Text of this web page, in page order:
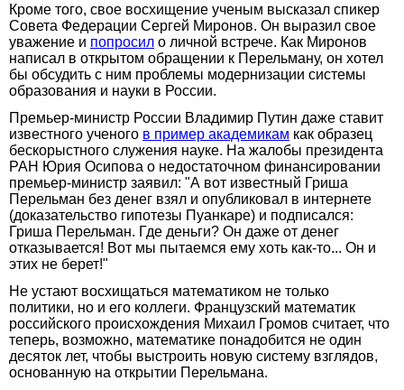
Кроме того, свое восхищение ученым высказал спикер
Совета Федерации Сергей Миронов. Он выразил свое
уважение и попросил о личной встрече. Как Миронов
написал в открытом обращении к Перельману, он хотел
бы обсудить с ним проблемы модернизации системы
образования и науки в России.
Премьер-министр России Владимир Путин даже ставит
известного ученого в пример академикам как образец
бескорыстного служения науке. На жалобы президента
РАН Юрия Осипова о недостаточном финансировании
премьер-министр заявил: "А вот известный Гриша
Перельман без денег взял и опубликовал в интернете
(доказательство гипотезы Пуанкаре) и подписался:
Гриша Перельман. Где деньги? Он даже от денег
отказывается! Вот мы пытаемся ему хоть как-то... Он и
этих не берет!"
Не устают восхищаться математиком не только
политики, но и его коллеги. Французский математик
российского происхождения Михаил Громов считает, что
теперь, возможно, математике понадобится не один
десяток лет, чтобы выстроить новую систему взглядов,
основанную на открытии Перельмана.